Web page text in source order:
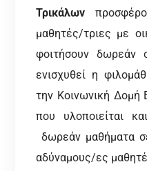
Τρικάλων
μαθητές/τριες με
φοιτήσουν δωρεάν
ενισχυθεί η
την Κοινωνική Δομή
που υλοποιείται
δωρεάν μαθήματα
αδύναμους/ες